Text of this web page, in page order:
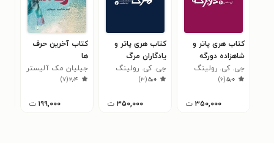
کتاب هری پاتر و
شاهزاده دورگه
جی. کی. رولینگ
۵٫۰(۶)
۳۵۰,۰۰۰ ت
کتاب هری پاتر و
یادگاران مرگ
جی. کی. رولینگ
۵٫۰(۳)
۳۵۰,۰۰۰ ت
کتاب آخرین حرف
ها
جیلیان مک آلیستر
۲٫۴(۷)
۱۹۹,۰۰۰ ت